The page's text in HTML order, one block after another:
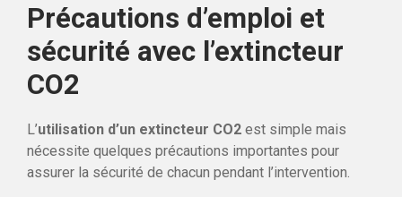
Précautions d’emploi et
sécurité avec l’extincteur
CO2
L’utilisation d’un extincteur CO2 est simple mais
nécessite quelques précautions importantes pour
assurer la sécurité de chacun pendant l’intervention.